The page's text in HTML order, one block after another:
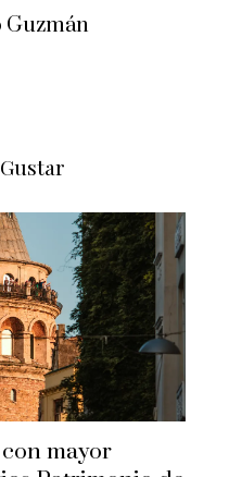
Guzmán
mayor